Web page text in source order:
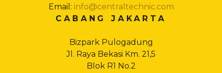
Email: info@centraltechnic.com
CABANG JAKARTA
Bizpark Pulogadung
Jl. Raya Bekasi Km. 21,5
Blok R1 No.2